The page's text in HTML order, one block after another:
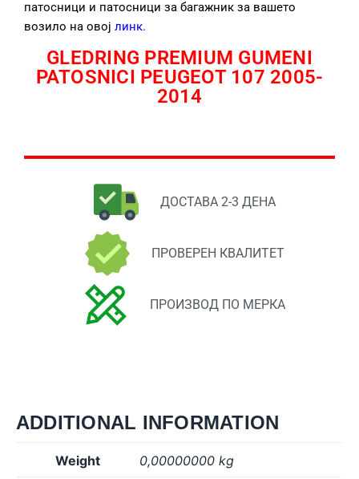
патосници и патосници за багажник за вашето
возило на овој линк.
GLEDRING PREMIUM GUMENI
PATOSNICI PEUGEOT 107 2005-
2014
ДОСТАВА 2-3 ДЕНА
ПРОВЕРЕН КВАЛИТЕТ
ПРОИЗВОД ПО МЕРКА
ADDITIONAL INFORMATION
Weight 0,00000000 kg